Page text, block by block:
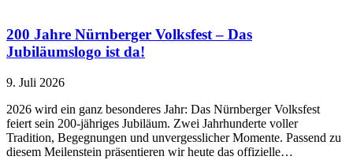
200 Jahre Nürnberger Volksfest – Das
Jubiläumslogo ist da!
9. Juli 2026
2026 wird ein ganz besonderes Jahr: Das Nürnberger Volksfest
feiert sein 200-jähriges Jubiläum. Zwei Jahrhunderte voller
Tradition, Begegnungen und unvergesslicher Momente. Passend zu
diesem Meilenstein präsentieren wir heute das offizielle…